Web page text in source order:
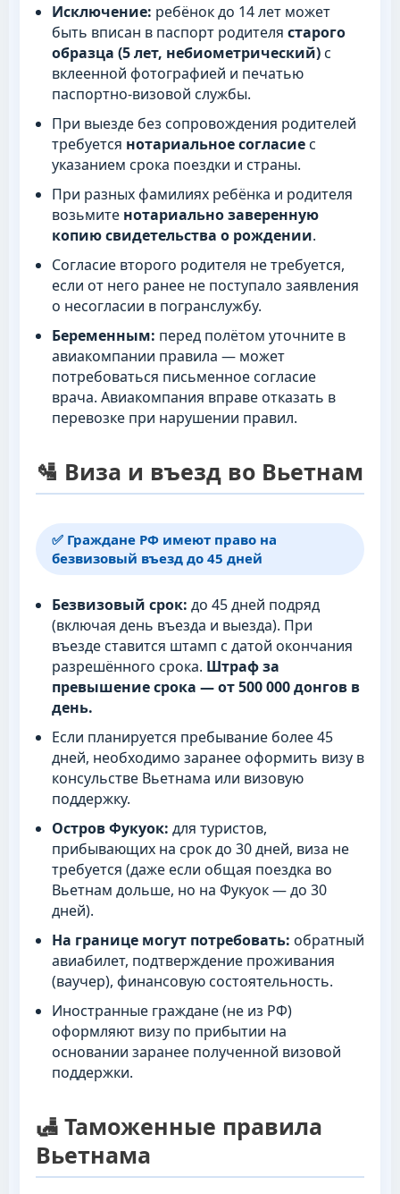
Исключение: ребёнок до 14 лет может
быть вписан в паспорт родителя старого
образца (5 лет, небиометрический)с
вклеенной фотографией и печатью
паспортно-визовой службы.
При выезде без сопровождения родителей
требуется нотариальное согласиес
указанием срока поездки и страны.
При разных фамилиях ребёнка и родителя
возьмите нотариально заверенную
копию свидетельства о рождении.
Согласие второго родителя не требуется,
если от него ранее не поступало заявления
о несогласии в погранслужбу.
Беременным: перед полётом уточните в
авиакомпании правила — может
потребоваться письменное согласие
врача. Авиакомпания вправе отказать в
перевозке при нарушении правил.
🛂 Виза и въезд во Вьетнам
✅ Граждане РФ имеют право на
безвизовый въезд до 45 дней
Безвизовый срок: до 45 дней подряд
(включая день въезда и выезда). При
въезде ставится штамп с датой окончания
разрешённого срока. Штраф за
превышение срока — от 500 000 донгов в
день.
Если планируется пребывание более 45
дней, необходимо заранее оформить визу в
консульстве Вьетнама или визовую
поддержку.
Остров Фукуок: для туристов,
прибывающих на срок до 30 дней, виза не
требуется (даже если общая поездка во
Вьетнам дольше, но на Фукуок — до 30
дней).
На границе могут потребовать: обратный
авиабилет, подтверждение проживания
(ваучер), финансовую состоятельность.
Иностранные граждане (не из РФ)
оформляют визу по прибытии на
основании заранее полученной визовой
поддержки.
🛃 Таможенные правила
Вьетнама